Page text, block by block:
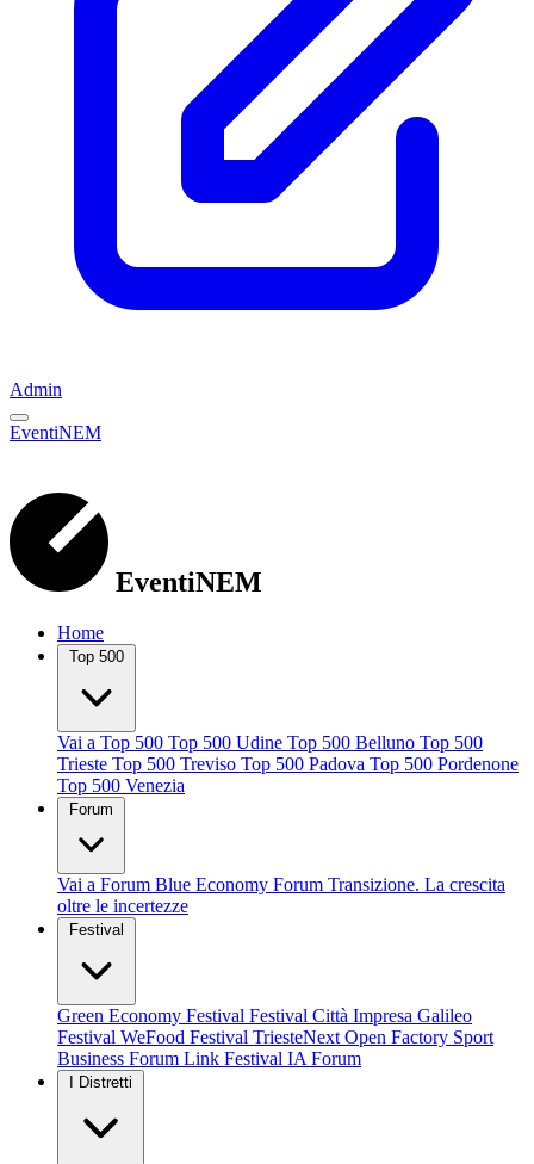
Admin
EventiNEM
EventiNEM
Home
Top 500
Vai a Top 500 Top 500 Udine Top 500 Belluno Top 500
Trieste Top 500 Treviso Top 500 Padova Top 500 Pordenone
Top 500 Venezia
Forum
Vai a Forum Blue Economy Forum Transizione. La crescita
oltre le incertezze
Festival
Green Economy Festival Festival Città Impresa Galileo
Festival WeFood Festival TriesteNext Open Factory Sport
Business Forum Link Festival IA Forum
I Distretti